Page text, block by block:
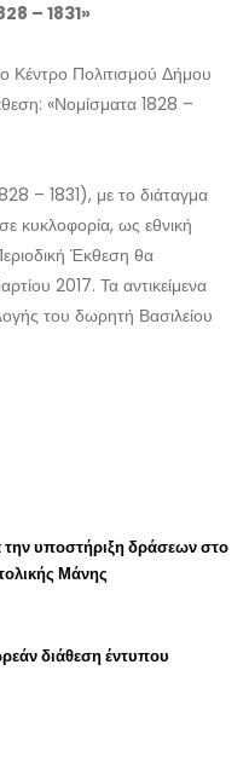
– 1831»
Κέντρο Πολιτισμού Δήμου
«Νομίσματα 1828 –
– 1831), με το διάταγμα
κυκλοφορία, ως εθνική
Έκθεση θα
2017. Τα αντικείμενα
του δωρητή Βασιλείου
υποστήριξη δράσεων στο
Μάνης
διάθεση έντυπου